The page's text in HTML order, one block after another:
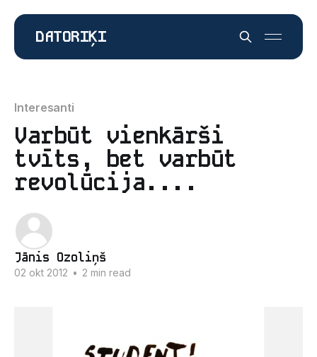
DATORIĶI
Interesanti
Varbūt vienkārši
tvīts, bet varbūt
revolūcija....
Jānis Ozoliņš
02 okt 2012 • 2 min read